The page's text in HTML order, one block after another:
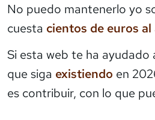
No puedo mantenerlo yo
cuesta cientos de euros al
Si esta web te ha ayudado
que siga existiendo en
es contribuir, con lo que